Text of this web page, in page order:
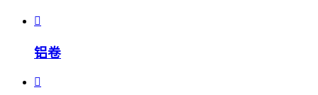
铝卷